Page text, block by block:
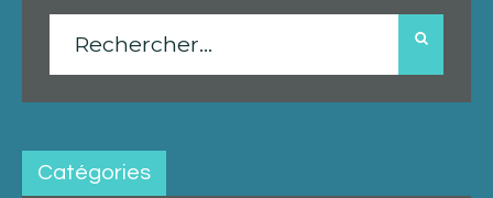
Rechercher :
Catégories